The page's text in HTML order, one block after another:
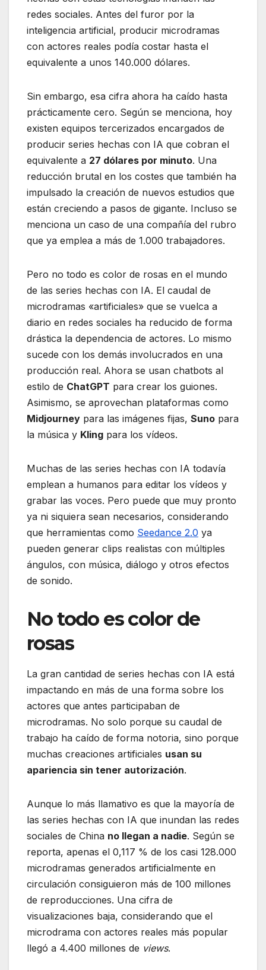
redes sociales. Antes del furor por la
inteligencia artificial, producir microdramas
con actores reales podía costar hasta el
equivalente a unos 140.000 dólares.
Sin embargo, esa cifra ahora ha caído hasta
prácticamente cero. Según se menciona, hoy
existen equipos tercerizados encargados de
producir series hechas con IA que cobran el
equivalente a 27 dólares por minuto. Una
reducción brutal en los costes que también ha
impulsado la creación de nuevos estudios que
están creciendo a pasos de gigante. Incluso se
menciona un caso de una compañía del rubro
que ya emplea a más de 1.000 trabajadores.
Pero no todo es color de rosas en el mundo
de las series hechas con IA. El caudal de
microdramas «artificiales» que se vuelca a
diario en redes sociales ha reducido de forma
drástica la dependencia de actores. Lo mismo
sucede con los demás involucrados en una
producción real. Ahora se usan chatbots al
estilo de ChatGPT para crear los guiones.
Asimismo, se aprovechan plataformas como
Midjourney para las imágenes fijas, Suno para
la música y Kling para los vídeos.
Muchas de las series hechas con IA todavía
emplean a humanos para editar los vídeos y
grabar las voces. Pero puede que muy pronto
ya ni siquiera sean necesarios, considerando
que herramientas como Seedance 2.0 ya
pueden generar clips realistas con múltiples
ángulos, con música, diálogo y otros efectos
de sonido.
No todo es color de
rosas
La gran cantidad de series hechas con IA está
impactando en más de una forma sobre los
actores que antes participaban de
microdramas. No solo porque su caudal de
trabajo ha caído de forma notoria, sino porque
muchas creaciones artificiales usan su
apariencia sin tener autorización.
Aunque lo más llamativo es que la mayoría de
las series hechas con IA que inundan las redes
sociales de China no llegan a nadie. Según se
reporta, apenas el 0,117 % de los casi 128.000
microdramas generados artificialmente en
circulación consiguieron más de 100 millones
de reproducciones. Una cifra de
visualizaciones baja, considerando que el
microdrama con actores reales más popular
llegó a 4.400 millones de views.